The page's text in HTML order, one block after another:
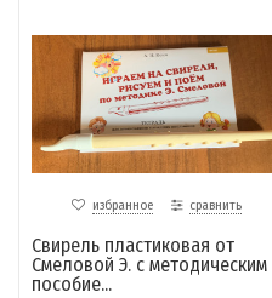
избранное сравнить
Свирель пластиковая от
Смеловой Э. с методическим
пособие...